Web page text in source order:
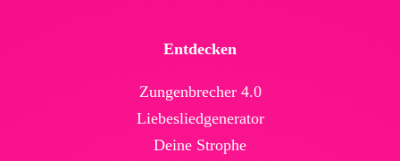
Entdecken
Zungenbrecher 4.0
Liebesliedgenerator
Deine Strophe